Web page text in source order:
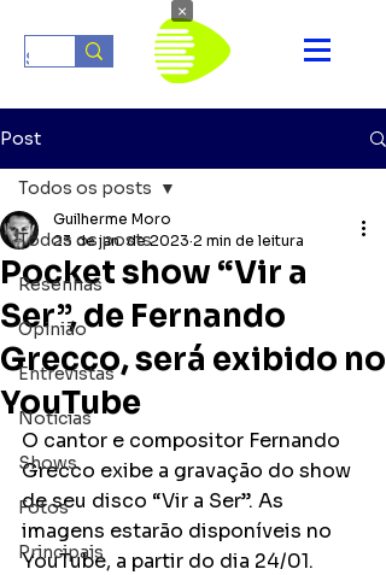
Post
Todos os posts
Resenhas
Opinião
Entrevistas
Notícias
Shows
Fotos
Principais
Todos os posts
Pocket show “Vir a
Ser”, de Fernando
Grecco, será exibido no
YouTube
Guilherme Moro
23 de jan. de 2023 2 min de leitura
O cantor e compositor Fernando
Grecco exibe a gravação do show
de seu disco “Vir a Ser”. As
imagens estarão disponíveis no
YouTube, a partir do dia 24/01.
×